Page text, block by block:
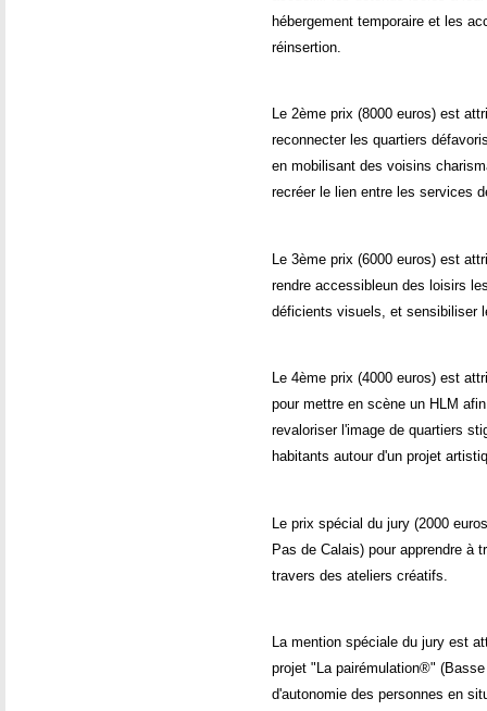
hébergement temporaire et les
réinsertion.
Le 2ème prix (8000 euros) est
reconnecter les quartiers
en mobilisant des voisins
recréer le lien entre les services
Le 3ème prix (6000 euros) est
rendre accessibleun des loisirs
déficients visuels, et sensibiliser
Le 4ème prix (4000 euros) est
pour mettre en scène un HLM
revaloriser l'image de quartiers
habitants autour d'un projet
Le prix spécial du jury (2000
Pas de Calais) pour apprendre à
travers des ateliers créatifs.
La mention spéciale du jury est
projet "La pairémulation®"
d'autonomie des personnes en